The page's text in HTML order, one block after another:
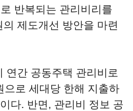
반복되는 관리비리를
제도개선 방안을 마련
연간 공동주택 관리비로
으로 세대당 한해 지출하
다. 반면, 관리비 정보 공